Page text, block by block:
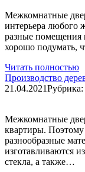
Межкомнатные
интерьера любого
разные
хорошо подумать,
Читать полностью
Производство
21.04.2021Рубрика:
Межкомнатные
квартиры.
разнообразные
изготавливаются
стекла, а также…